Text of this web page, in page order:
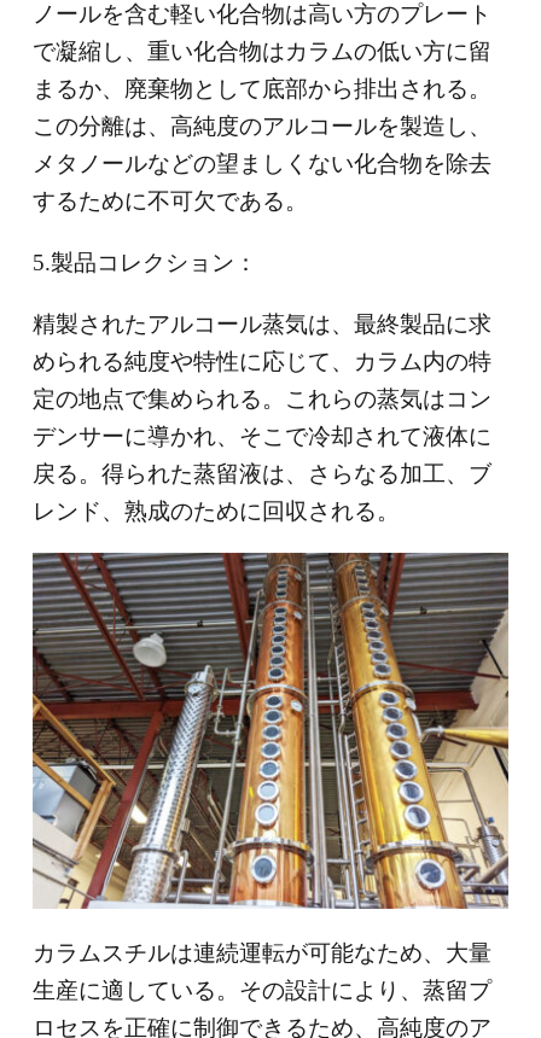
ノールを含む軽い化合物は高い方のプレート
で凝縮し、重い化合物はカラムの低い方に留
まるか、廃棄物として底部から排出される。
この分離は、高純度のアルコールを製造し、
メタノールなどの望ましくない化合物を除去
するために不可欠である。
5.製品コレクション：
精製されたアルコール蒸気は、最終製品に求
められる純度や特性に応じて、カラム内の特
定の地点で集められる。これらの蒸気はコン
デンサーに導かれ、そこで冷却されて液体に
戻る。得られた蒸留液は、さらなる加工、ブ
レンド、熟成のために回収される。
カラムスチルは連続運転が可能なため、大量
生産に適している。その設計により、蒸留プ
ロセスを正確に制御できるため、高純度のア